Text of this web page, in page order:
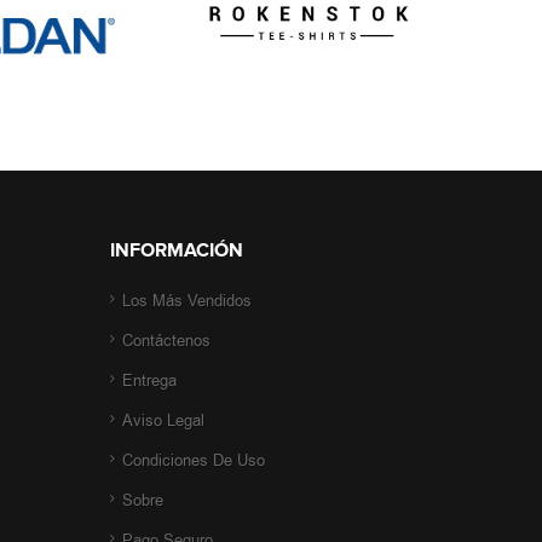
INFORMACIÓN
Los Más Vendidos
Contáctenos
Entrega
Aviso Legal
Condiciones De Uso
Sobre